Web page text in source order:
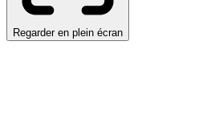
Regarder en plein écran